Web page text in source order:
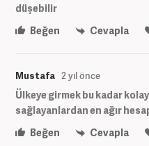
düşebilir
Beğen
Cevapla
Mustafa 2 yıl önce
Ülkeye girmek bu kadar
sağlayanlardan en ağır
Beğen
Cevapla